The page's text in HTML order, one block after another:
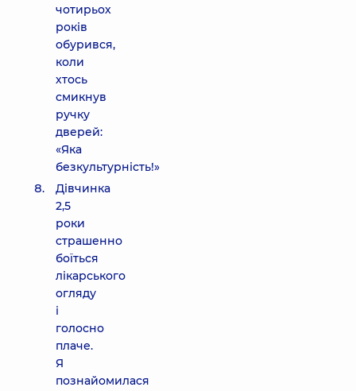
чотирьох
років
обурився,
коли
хтось
смикнув
ручку
дверей:
«Яка
безкультурність!»
Дівчинка
2,5
роки
страшенно
боїться
лікарського
огляду
і
голосно
плаче.
Я
познайомилася